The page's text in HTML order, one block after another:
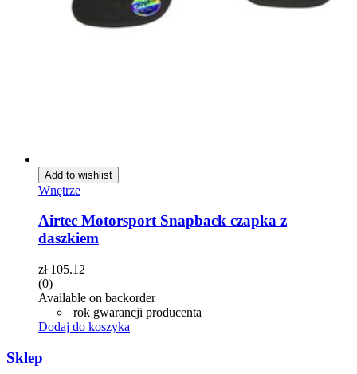
Add to wishlist
Wnętrze
Airtec Motorsport Snapback czapka z
daszkiem
zł105.12
(0)
Available on backorder
rok gwarancji producenta
Dodaj do koszyka
Sklep